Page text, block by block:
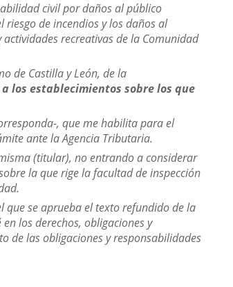
civil por daños al público
de incendios y los daños al
recreativas de la Comunidad
de Castilla y León, de la
los establecimientos sobre los que
, que me habilita para el
ante la Agencia Tributaria.
(titular), no entrando a considerar
la que rige la facultad de inspección
se aprueba el texto refundido de la
los derechos, obligaciones y
de las obligaciones y responsabilidades